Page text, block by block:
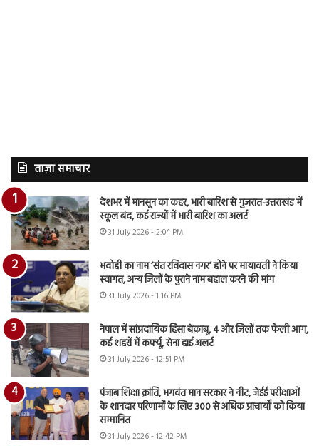
ताज़ा समाचार
देशभर में मानसून का कहर, भारी बारिश से गुजरात-उत्तराखंड में
स्कूल बंद, कई राज्यों में भारी बारिश का अलर्ट
31 July 2026 - 2:04 PM
भदोही का नाम ‘संत रविदास नगर’ होने पर मायावती ने किया
स्वागत, अन्य जिलों के पुराने नाम बहाल करने की मांग
31 July 2026 - 1:16 PM
नेपाल में सांप्रदायिक हिंसा बेकाबू, 4 और जिलों तक फैली आग,
कई शहरों में कर्फ्यू, सेना हाई अलर्ट
31 July 2026 - 12:51 PM
पंजाब शिक्षा क्रांति, भगवंत मान सरकार ने नीट, जेईई परीक्षाओं
के शानदार परिणामों के लिए 300 से अधिक प्राचार्यों को किया
सम्मानित
31 July 2026 - 12:42 PM